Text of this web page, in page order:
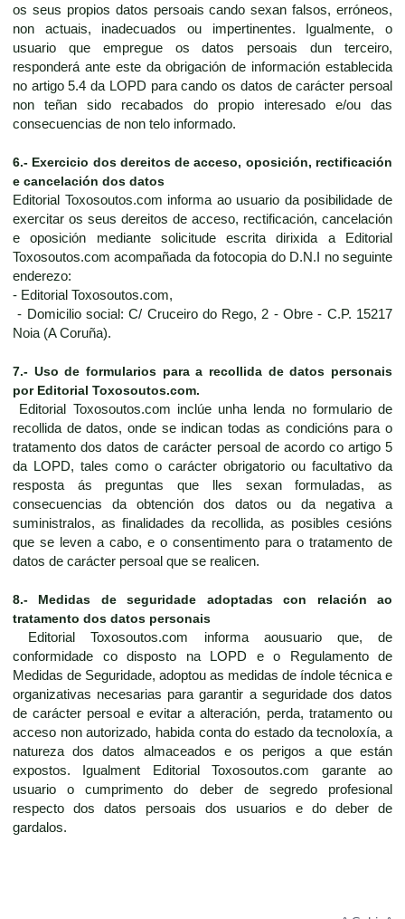
os seus propios datos persoais cando sexan falsos, erróneos,
non actuais, inadecuados ou impertinentes. Igualmente, o
usuario que empregue os datos persoais dun terceiro,
responderá ante este da obrigación de información establecida
no artigo 5.4 da LOPD para cando os datos de carácter persoal
non teñan sido recabados do propio interesado e/ou das
consecuencias de non telo informado.
6.- Exercicio dos dereitos de acceso, oposición, rectificación
e cancelación dos datos
Editorial Toxosoutos.com informa ao usuario da posibilidade de
exercitar os seus dereitos de acceso, rectificación, cancelación
e oposición mediante solicitude escrita dirixida a Editorial
Toxosoutos.com acompañada da fotocopia do D.N.I no seguinte
enderezo:
- Editorial Toxosoutos.com,
- Domicilio social: C/ Cruceiro do Rego, 2 - Obre - C.P. 15217
Noia (A Coruña).
7.- Uso de formularios para a recollida de datos personais
por Editorial Toxosoutos.com.
Editorial Toxosoutos.com inclúe unha lenda no formulario de
recollida de datos, onde se indican todas as condicións para o
tratamento dos datos de carácter persoal de acordo co artigo 5
da LOPD, tales como o carácter obrigatorio ou facultativo da
resposta ás preguntas que lles sexan formuladas, as
consecuencias da obtención dos datos ou da negativa a
suministralos, as finalidades da recollida, as posibles cesións
que se leven a cabo, e o consentimento para o tratamento de
datos de carácter persoal que se realicen.
8.- Medidas de seguridade adoptadas con relación ao
tratamento dos datos personais
Editorial Toxosoutos.com informa aousuario que, de
conformidade co disposto na LOPD e o Regulamento de
Medidas de Seguridade, adoptou as medidas de índole técnica e
organizativas necesarias para garantir a seguridade dos datos
de carácter persoal e evitar a alteración, perda, tratamento ou
acceso non autorizado, habida conta do estado da tecnoloxía, a
natureza dos datos almaceados e os perigos a que están
expostos. Igualment Editorial Toxosoutos.com garante ao
usuario o cumprimento do deber de segredo profesional
respecto dos datos persoais dos usuarios e do deber de
gardalos.